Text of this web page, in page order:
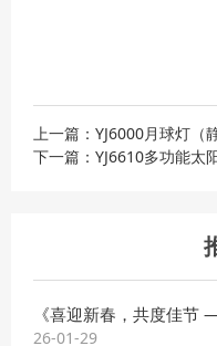
上一篇：YJ6000月球灯（
下一篇：YJ6610多功能太
《喜迎新春，共度佳节
26-01-29